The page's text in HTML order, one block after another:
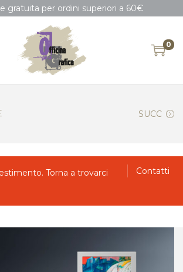
gratuita per ordini superiori a 60€
0
SUCC
Contatti
Torna a trovarci